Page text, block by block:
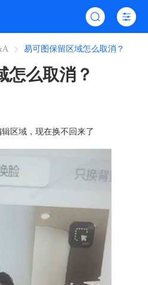
易可图保留区域怎么取消？
怎么取消？
区域，现在换不回来了